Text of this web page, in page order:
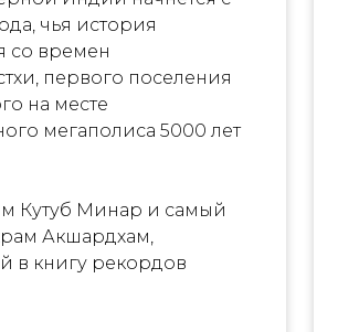
чья история
со времен
первого поселения
на месте
мегаполиса 5000 лет
Кутуб Минар и самый
Акшардхам,
в книгу рекордов